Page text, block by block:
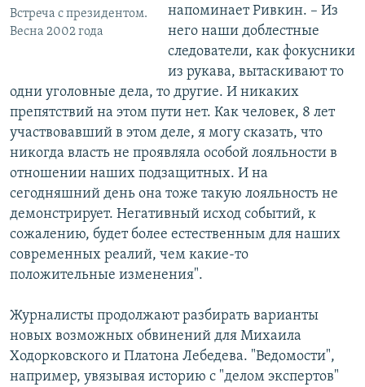
Встреча с президентом.
Весна 2002 года
напоминает Ривкин. – Из
него наши доблестные
следователи, как фокусники
из рукава, вытаскивают то
одни уголовные дела, то другие. И никаких
препятствий на этом пути нет. Как человек, 8 лет
участвовавший в этом деле, я могу сказать, что
никогда власть не проявляла особой лояльности в
отношении наших подзащитных. И на
сегодняшний день она тоже такую лояльность не
демонстрирует. Негативный исход событий, к
сожалению, будет более естественным для наших
современных реалий, чем какие-то
положительные изменения".
Журналисты продолжают разбирать варианты
новых возможных обвинений для Михаила
Ходорковского и Платона Лебедева. "Ведомости",
например, увязывая историю с "делом экспертов"